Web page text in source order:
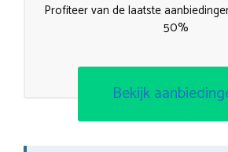
Profiteer van de laatste
50%
Bekijk